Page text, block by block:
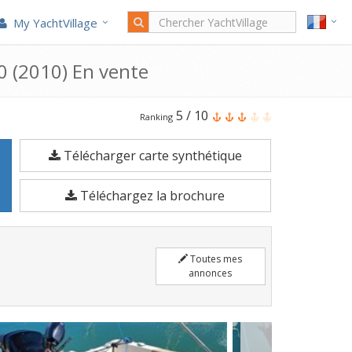
My YachtVillage
(2010) En vente
Le
Seacode
Yachts
Seacode
720
est
Bateau
Ranking 5 / 10
Télécharger carte synthétique
Téléchargez la brochure
Toutes mes
annonces